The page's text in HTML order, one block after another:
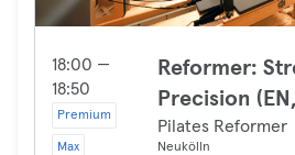
18:00 —
18:50
Premium
Max
Reformer:
Precision
Pilates Reformer
Neukölln